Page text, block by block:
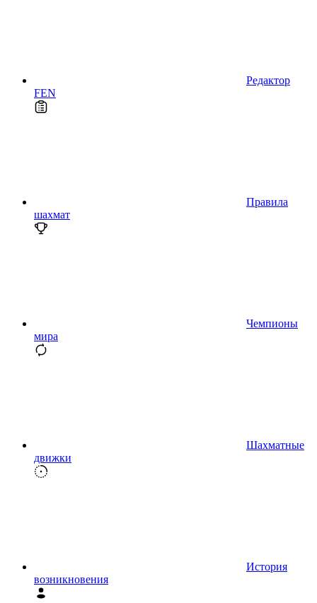
Редактор
FEN
Правила
шахмат
Чемпионы
мира
Шахматные
движки
История
возникновения